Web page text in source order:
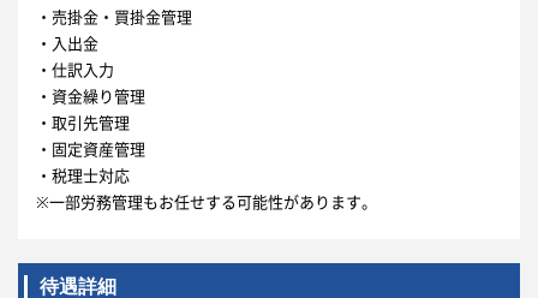
・売掛金・買掛金管理
・入出金
・仕訳入力
・資金繰り管理
・取引先管理
・固定資産管理
・税理士対応
※一部労務管理もお任せする可能性があります。
待遇詳細